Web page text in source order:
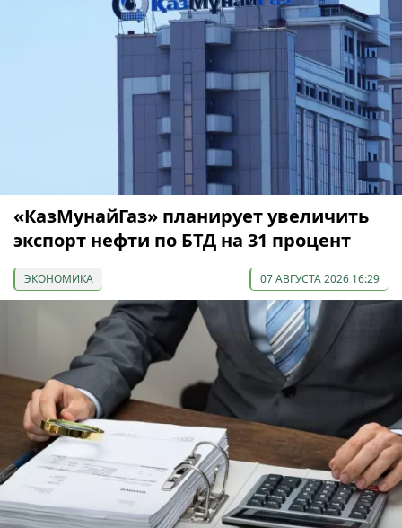
«КазМунайГаз» планирует увеличить
экспорт нефти по БТД на 31 процент
ЭКОНОМИКА 07 АВГУСТА 2026 16:29